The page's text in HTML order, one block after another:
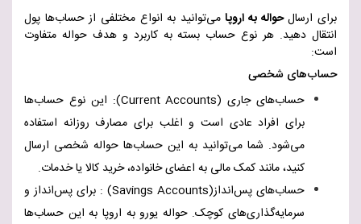
برای ارسالحواله به اروپامی‌توانید به انواع مختلفی از حساب‌ها پول
انتقال دهید. هر نوع حساب بسته به کاربرد و هدف حواله متفاوت
است:
حساب‌های شخصی
حساب‌های جاری (Current Accounts): این نوع حساب‌ها
برای افراد عادی است و اغلب برای مصارف روزانه استفاده
می‌شود. شما می‌توانید به این حساب‌ها حواله شخصی ارسال
کنید، مانند کمک مالی به اعضای خانواده، خرید کالا یا خدمات.
حساب‌های پس‌انداز(Savings Accounts) : برای پس‌انداز و
سرمایه‌گذاری‌های کوچک. حواله یورو به اروپا به این حساب‌ها